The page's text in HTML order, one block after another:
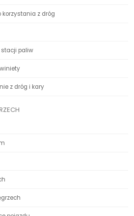
z dróg
stacji paliw
z dróg i kary